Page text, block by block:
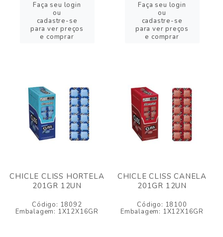
Faça seu login
ou
cadastre-se
para ver preços
e comprar
Faça seu login
ou
cadastre-se
para ver preços
e comprar
CHICLE CLISS HORTELA
201GR 12UN
Código: 18092
Embalagem: 1X12X16GR
CHICLE CLISS CANELA
201GR 12UN
Código: 18100
Embalagem: 1X12X16GR